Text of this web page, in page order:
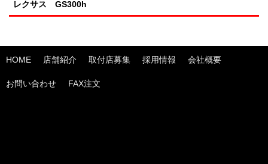
レクサス GS300h
HOME 店舗紹介 取付店募集 採用情報 会社概要
お問い合わせ FAX注文